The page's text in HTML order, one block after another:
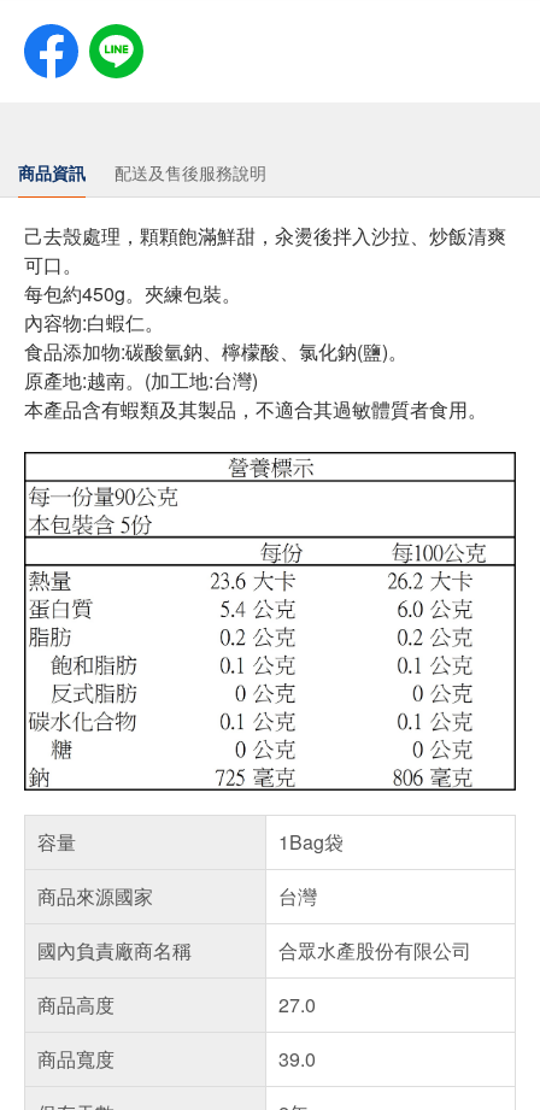
商品資訊 配送及售後服務說明
己去殼處理，顆顆飽滿鮮甜，汆燙後拌入沙拉、炒飯清爽
可口。
每包約450g。夾練包裝。
內容物:白蝦仁。
食品添加物:碳酸氫鈉、檸檬酸、氯化鈉(鹽)。
原產地:越南。(加工地:台灣)
本產品含有蝦類及其製品，不適合其過敏體質者食用。
容量
1Bag袋
商品來源國家
台灣
國內負責廠商名稱
合眾水產股份有限公司
商品高度
27.0
商品寬度
39.0